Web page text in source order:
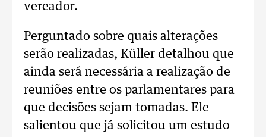
vereador.
Perguntado sobre quais alterações
serão realizadas, Küller detalhou que
ainda será necessária a realização de
reuniões entre os parlamentares para
que decisões sejam tomadas. Ele
salientou que já solicitou um estudo